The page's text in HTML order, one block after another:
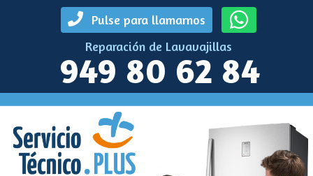
Pulse para llamarnos
Reparación de Lavavajillas
949 80 62 84